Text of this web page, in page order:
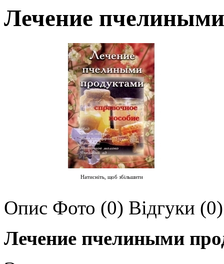
Лечение
Натисніть, щоб збільшити
Опис Фото (0) Відгуки (0)
Лечение пчелиными